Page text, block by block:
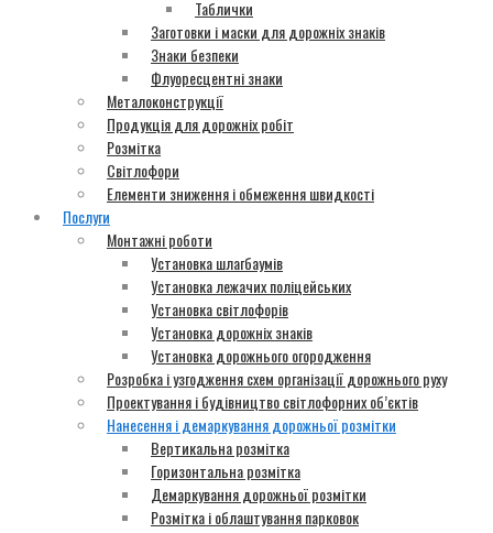
Таблички
Заготовки і маски для дорожніх знаків
Знаки безпеки
Флуоресцентні знаки
Металоконструкції
Продукція для дорожніх робіт
Розмітка
Світлофори
Елементи зниження і обмеження швидкості
Послуги
Монтажні роботи
Установка шлагбаумів
Установка лежачих поліцейських
Установка світлофорів
Установка дорожніх знаків
Установка дорожнього огородження
Розробка і узгодження схем організації дорожнього руху
Проектування і будівництво світлофорних об’єктів
Нанесення і демаркування дорожньої розмітки
Вертикальна розмітка
Горизонтальна розмітка
Демаркування дорожньої розмітки
Розмітка і облаштування парковок